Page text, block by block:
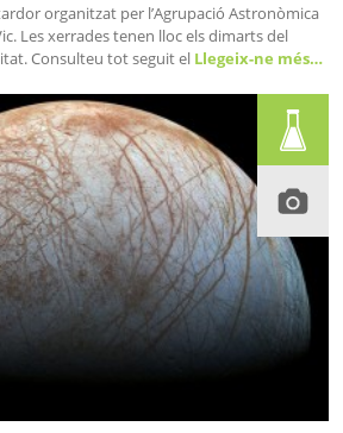
organitzat per l’Agrupació Astronòmica
Les xerrades tenen lloc els dimarts del
Consulteu tot seguit el Llegeix-ne més…